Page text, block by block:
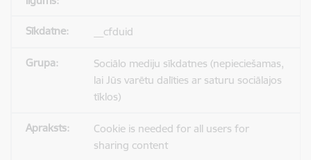
__cfduid
Sociālo mediju sīkdatnes (nepieciešamas,
lai Jūs varētu dalīties ar saturu sociālajos
tīklos)
Cookie is needed for all users for
sharing content